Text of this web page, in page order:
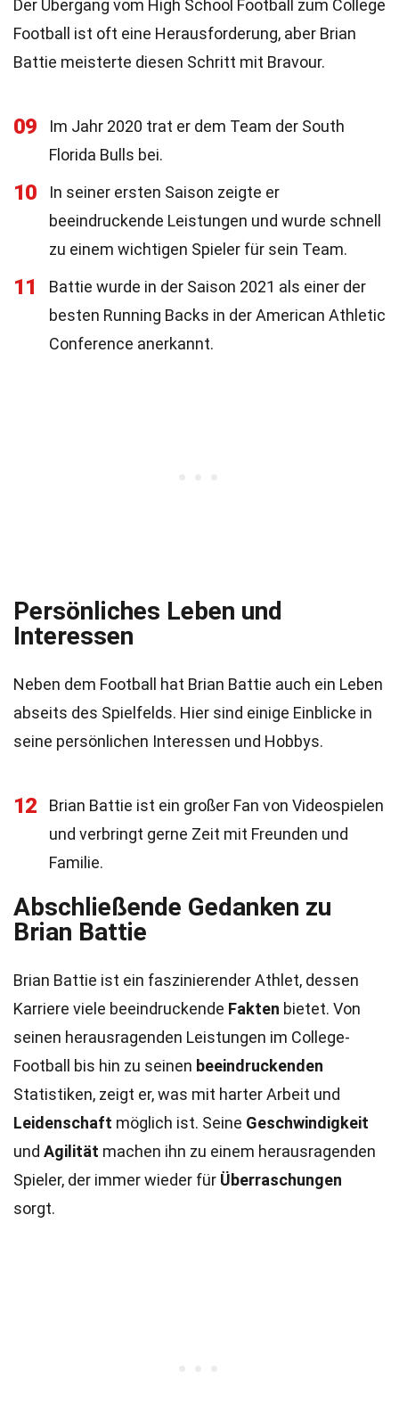
Der Übergang vom High School Football zum College
Football ist oft eine Herausforderung, aber Brian
Battie meisterte diesen Schritt mit Bravour.
09
Im Jahr 2020 trat er dem Team der South
Florida Bulls bei.
10
In seiner ersten Saison zeigte er
beeindruckende Leistungen und wurde schnell
zu einem wichtigen Spieler für sein Team.
11
Battie wurde in der Saison 2021 als einer der
besten Running Backs in der American Athletic
Conference anerkannt.
Persönliches Leben und
Interessen
Neben dem Football hat Brian Battie auch ein Leben
abseits des Spielfelds. Hier sind einige Einblicke in
seine persönlichen Interessen und Hobbys.
12
Brian Battie ist ein großer Fan von Videospielen
und verbringt gerne Zeit mit Freunden und
Familie.
Abschließende Gedanken zu
Brian Battie
Brian Battie ist ein faszinierender Athlet, dessen
Karriere viele beeindruckende Fakten bietet. Von
seinen herausragenden Leistungen im College-
Football bis hin zu seinen beeindruckenden
Statistiken, zeigt er, was mit harter Arbeit und
Leidenschaft möglich ist. Seine Geschwindigkeit
und Agilität machen ihn zu einem herausragenden
Spieler, der immer wieder für Überraschungen
sorgt.